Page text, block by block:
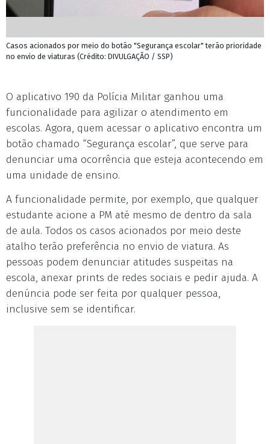
Casos acionados por meio do botão "Segurança escolar" terão prioridade
no envio de viaturas (Crédito: DIVULGAÇÃO / SSP)
O aplicativo 190 da Polícia Militar ganhou uma
funcionalidade para agilizar o atendimento em
escolas. Agora, quem acessar o aplicativo encontra um
botão chamado “Segurança escolar”, que serve para
denunciar uma ocorrência que esteja acontecendo em
uma unidade de ensino.
A funcionalidade permite, por exemplo, que qualquer
estudante acione a PM até mesmo de dentro da sala
de aula. Todos os casos acionados por meio deste
atalho terão preferência no envio de viatura. As
pessoas podem denunciar atitudes suspeitas na
escola, anexar prints de redes sociais e pedir ajuda. A
denúncia pode ser feita por qualquer pessoa,
inclusive sem se identificar.